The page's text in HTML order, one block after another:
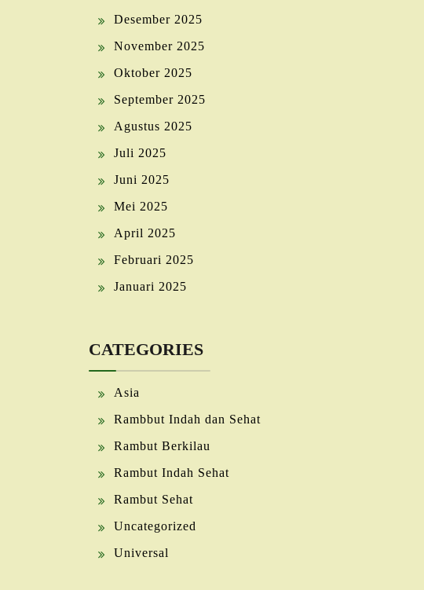
Desember 2025
November 2025
Oktober 2025
September 2025
Agustus 2025
Juli 2025
Juni 2025
Mei 2025
April 2025
Februari 2025
Januari 2025
CATEGORIES
Asia
Rambbut Indah dan Sehat
Rambut Berkilau
Rambut Indah Sehat
Rambut Sehat
Uncategorized
Universal